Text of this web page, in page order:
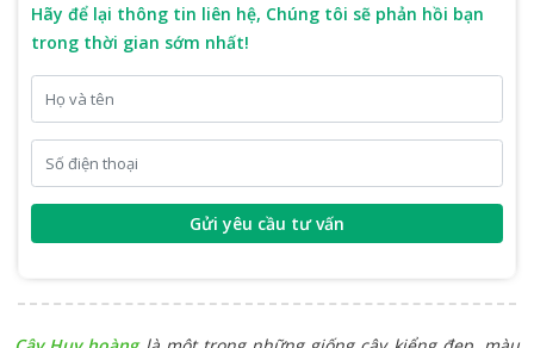
Hãy để lại thông tin liên hệ, Chúng tôi sẽ phản hồi bạn
trong thời gian sớm nhất!
Gửi yêu cầu tư vấn